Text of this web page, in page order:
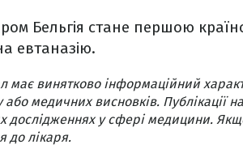
Бельгія стане першою
евтаназію.
має винятково інформаційний
медичних висновків. Публікації
дослідженнях у сфері медицини.
до лікаря.